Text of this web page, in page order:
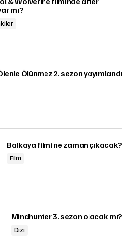
mı?
Ölünmez 2. sezon yayımlandı
Balkaya filmi ne zaman çıkacak?
Film
Mindhunter 3. sezon olacak mı?
Dizi